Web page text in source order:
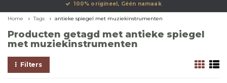
100% origineel, Géén namaak
Home Tags antieke spiegel met muziekinstrumenten
Producten getagd met antieke spiegel
met muziekinstrumenten
Filters